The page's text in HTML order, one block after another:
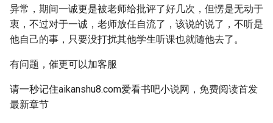
异常，期间一诚更是被老师给批评了好几次，但愣是无动于
衷，不过对于一诚，老师放任自流了，该说的说了，不听是
他自己的事，只要没打扰其他学生听课也就随他去了。
有问题，催更可以加客服
请一秒记住aikanshu8.com爱看书吧小说网，免费阅读首发
最新章节